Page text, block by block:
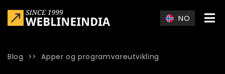
NO
Blog >>Apper og programvareutvikling